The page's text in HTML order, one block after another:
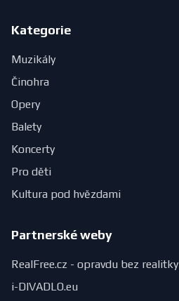
Kategorie
Muzikály
Činohra
Opery
Balety
Koncerty
Pro děti
Kultura pod hvězdami
Partnerské weby
RealFree.cz - opravdu bez realitky
i-DIVADLO.eu